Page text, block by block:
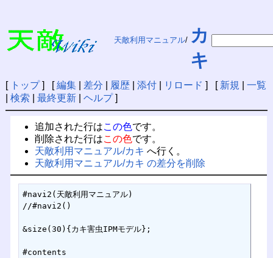
天敵利用マニュアル/ カ
キ
[ トップ] [編集| 差分 履歴| 添付| リロード ] [ 新規
一覧
検索 最終更新| ヘルプ]
追加された行はこの色です。
削除された行はこの色です。
天敵利用マニュアル/カキ へ行く。
天敵利用マニュアル/カキ の差分を削除
#navi2(天敵利用マニュアル)
//#navi2()
&size(30){カキ害虫IPMモデル};
#contents